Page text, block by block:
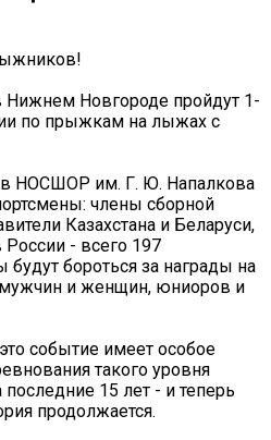
Нижнем Новгороде пройдут 1-
по прыжкам на лыжах с
НОСШОР им. Г. Ю. Напалкова
члены сборной
Казахстана и Беларуси,
России - всего 197
бороться за награды на
и женщин, юниоров и
событие имеет особое
такого уровня
15 лет - и теперь
продолжается.